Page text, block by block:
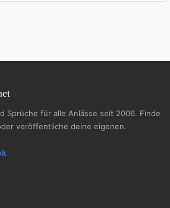
Sprüche für alle Anlässe seit 2006. Finde
veröffentliche deine eigenen.